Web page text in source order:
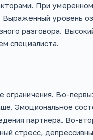
При
уровень
разговора.
специалиста.
Во-
Эмоциональное
партнёра. Во-
стресс,